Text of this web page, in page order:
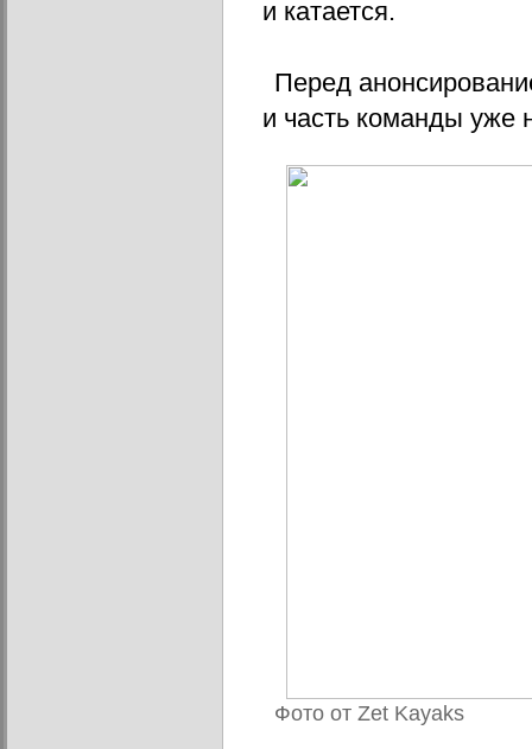
и катается.
Перед
и часть команды уже
Фото от Zet Kayaks